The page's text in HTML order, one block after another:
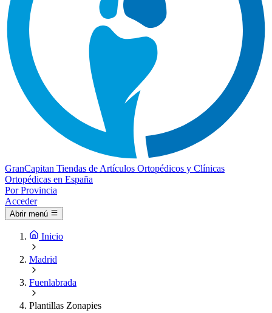
GranCapitan Tiendas de Artículos Ortopédicos y Clínicas
Ortopédicas en España
Por Provincia
Acceder
Abrir menú
Inicio
Madrid
Fuenlabrada
Plantillas Zonapies